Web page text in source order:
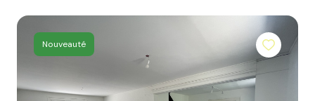
contacter
Nouveauté